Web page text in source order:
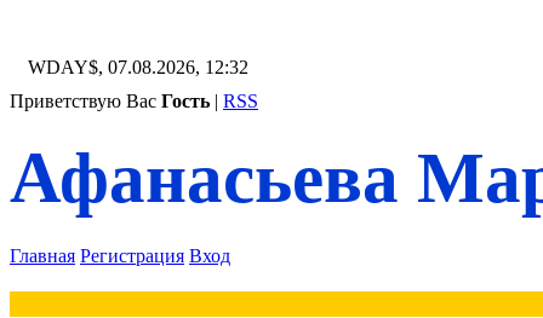
WDAY$, 07.08.2026, 12:32
Приветствую Вас Гость | RSS
Афанасьева
Главная Регистрация Вход